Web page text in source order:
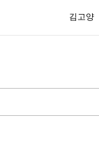
김고양